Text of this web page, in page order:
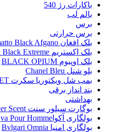
باکارات رژ 540
بالم لب
برس
برس حرارتی
بلک افغان Nasomatto Black Afgano
بلک اکستریم Trussardi Black Extreme
بلک اوپیوم BLACK OPIUM
بلو شنل Chanel Bleu
بمب شل ویکتوریا سکرت VICTORIA SECRET
بند انداز برقی
بهداشتی
بوگارت سیلور سنت Bogart Silver Scent
بولگاری آکواBvlgari Aqva Pour Homme
بولگاری امنیا Bvlgari Omnia